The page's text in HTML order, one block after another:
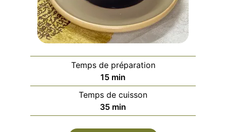
Temps de préparation
15minutes
min
Temps de cuisson
35minutes
min